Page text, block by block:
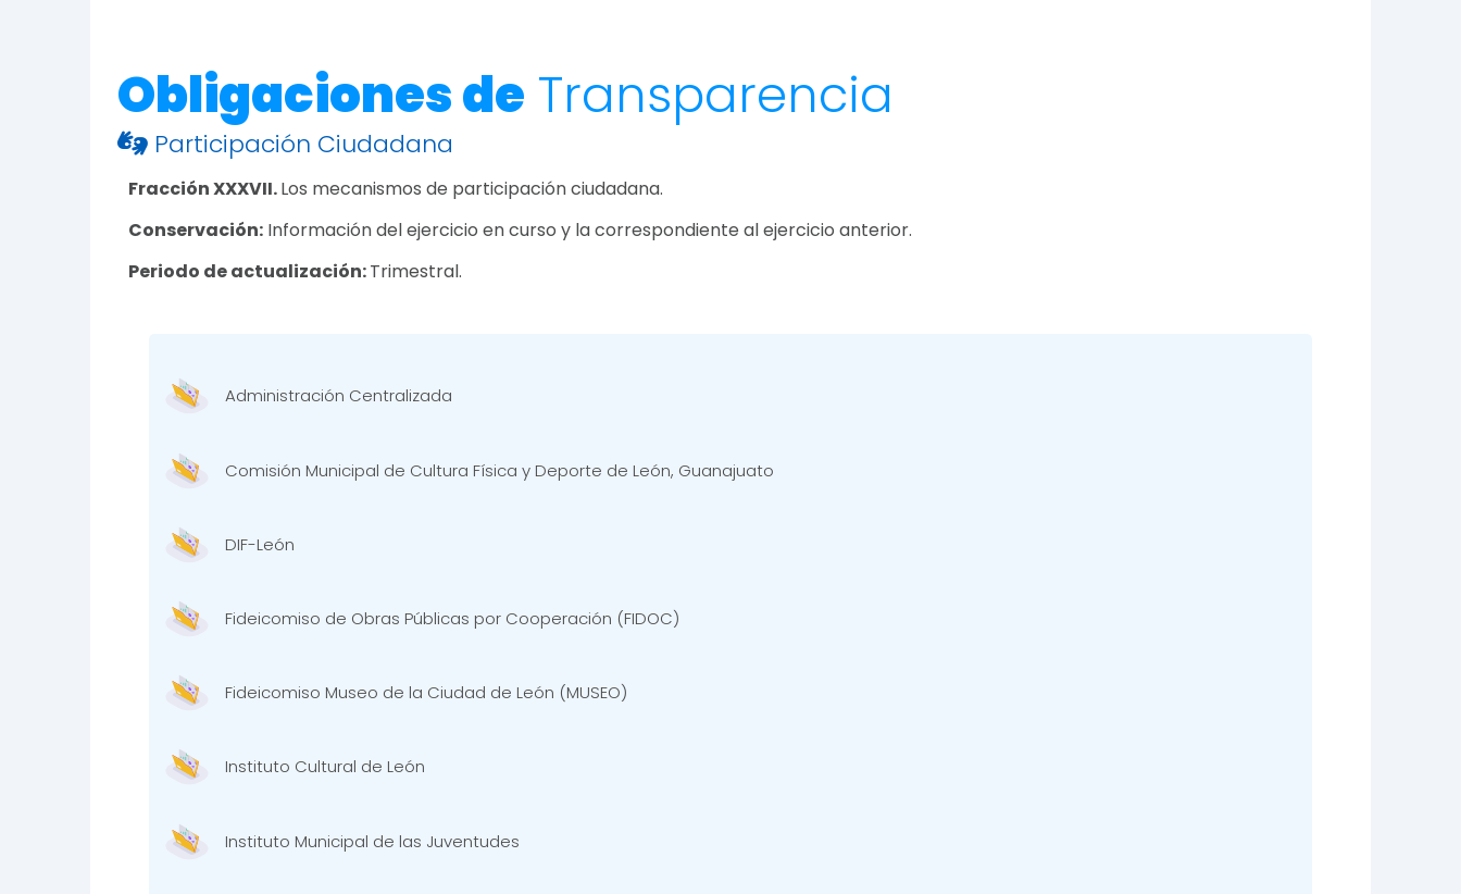
Obligaciones de Transparencia
Participación Ciudadana
Fracción XXXVII.Los mecanismos de participación ciudadana.
Conservación: Información del ejercicio en curso y la correspondiente al ejercicio anterior.
Periodo de actualización:Trimestral.
Administración Centralizada
Comisión Municipal de Cultura Física y Deporte de León, Guanajuato
DIF-León
Fideicomiso de Obras Públicas por Cooperación (FIDOC)
Fideicomiso Museo de la Ciudad de León (MUSEO)
Instituto Cultural de León
Instituto Municipal de las Juventudes